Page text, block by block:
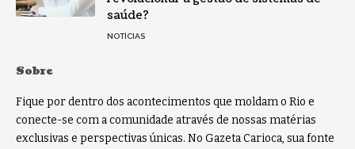
saúde?
NOTÍCIAS
Sobre
Fique por dentro dos acontecimentos que moldam o Rio e
conecte-se com a comunidade através de nossas matérias
exclusivas e perspectivas únicas. No Gazeta Carioca, sua fonte